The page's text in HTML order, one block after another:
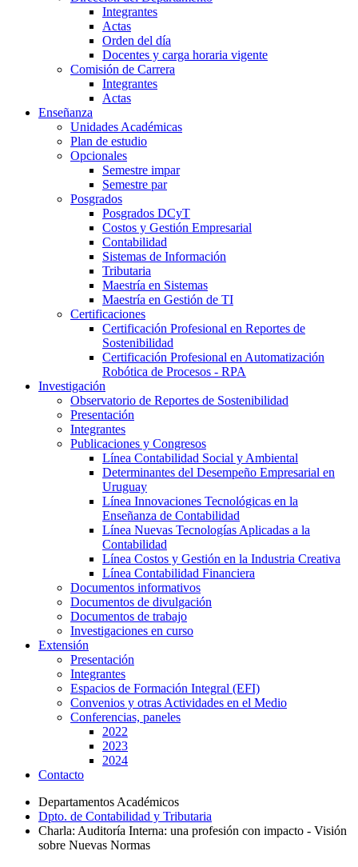
Integrantes
Actas
Orden del día
Docentes y carga horaria vigente
Comisión de Carrera
Integrantes
Actas
Enseñanza
Unidades Académicas
Plan de estudio
Opcionales
Semestre impar
Semestre par
Posgrados
Posgrados DCyT
Costos y Gestión Empresarial
Contabilidad
Sistemas de Información
Tributaria
Maestría en Sistemas
Maestría en Gestión de TI
Certificaciones
Certificación Profesional en Reportes de
Sostenibilidad
Certificación Profesional en Automatización
Robótica de Procesos - RPA
Investigación
Observatorio de Reportes de Sostenibilidad
Presentación
Integrantes
Publicaciones y Congresos
Línea Contabilidad Social y Ambiental
Determinantes del Desempeño Empresarial en
Uruguay
Línea Innovaciones Tecnológicas en la
Enseñanza de Contabilidad
Línea Nuevas Tecnologías Aplicadas a la
Contabilidad
Línea Costos y Gestión en la Industria Creativa
Línea Contabilidad Financiera
Documentos informativos
Documentos de divulgación
Documentos de trabajo
Investigaciones en curso
Extensión
Presentación
Integrantes
Espacios de Formación Integral (EFI)
Convenios y otras Actividades en el Medio
Conferencias, paneles
2022
2023
2024
Contacto
Departamentos Académicos
Dpto. de Contabilidad y Tributaria
Charla: Auditoría Interna: una profesión con impacto - Visión
sobre Nuevas Normas